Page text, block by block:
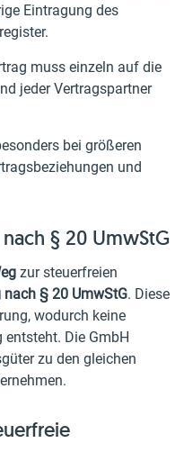
Eintragung des
muss einzeln auf die
jeder Vertragspartner
bei größeren
und
§ 20 UmwStG
zur steuerfreien
nach § 20 UmwStG. Diese
wodurch keine
Die GmbH
zu den gleichen